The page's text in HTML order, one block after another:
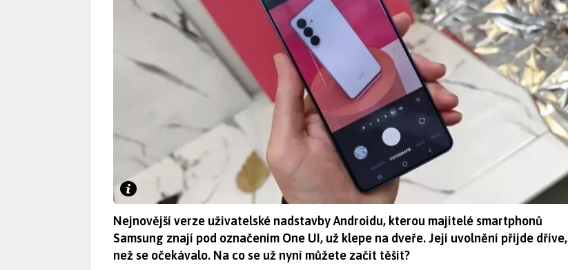
Nejnovější verze uživatelské nadstavby Androidu, kterou majitelé smartphonů
Samsung znají pod označením One UI, už klepe na dveře. Její uvolnění přijde dříve,
než se očekávalo. Na co se už nyní můžete začít těšit?